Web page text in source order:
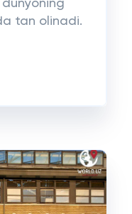
tan olinadi.